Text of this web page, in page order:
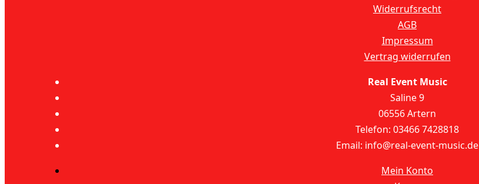
Widerrufsrecht
AGB
Impressum
Vertrag widerrufen
Real Event Music
Saline 9
06556 Artern
Telefon: 03466 7428818
Email: info@real-event-music.de
Mein Konto